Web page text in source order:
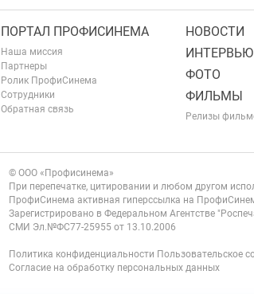
ПОРТАЛ ПРОФИСИНЕМА
Наша миссия
Партнеры
Ролик ПрофиСинема
Сотрудники
Обратная связь
НОВОСТИ
ИНТЕРВЬЮ
ФОТО
ФИЛЬМЫ
Релизы
© ООО «Профисинема»
При перепечатке, цитировании и любом другом
ПрофиСинема активная гиперссылка на
Зарегистрировано в Федеральном Агентстве
СМИ Эл.№ФС77-25955 от 13.10.2006
Политика конфиденциальности Пользовательское
Согласие на обработку персональных данных